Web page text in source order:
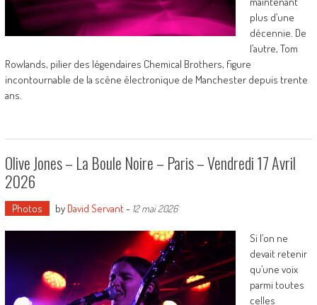
plus d’une
décennie. De
l’autre, Tom
Rowlands, pilier des légendaires Chemical Brothers, figure
incontournable de la scène électronique de Manchester depuis trente
ans.
Olive Jones – La Boule Noire – Paris – Vendredi 17 Avril
2026
Photos by David Servant- 12 mai 2026
Si l’on ne
devait retenir
qu’une voix
parmi toutes
celles